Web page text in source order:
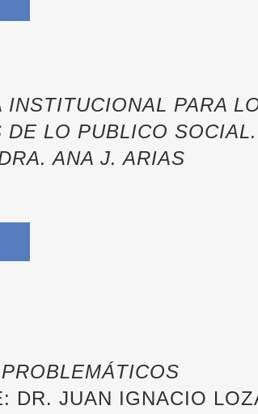
INSTITUCIONAL PARA
DE LO PUBLICO
ANA J. ARIAS
DR. JUAN IGNACIO